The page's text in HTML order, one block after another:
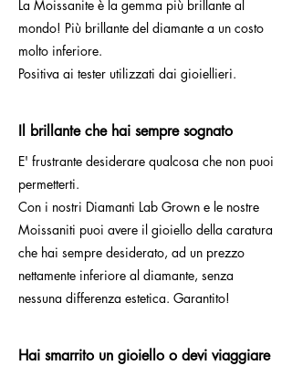
La Moissanite è la gemma più brillante al
mondo! Più brillante del diamante a un costo
molto inferiore.
Positiva ai tester utilizzati dai gioiellieri.
Il brillante che hai sempre sognato
E' frustrante desiderare qualcosa che non puoi
permetterti.
Con i nostri Diamanti Lab Grown e le nostre
Moissaniti puoi avere il gioiello della caratura
che hai sempre desiderato, ad un prezzo
nettamente inferiore al diamante, senza
nessuna differenza estetica. Garantito!
Hai smarrito un gioiello o devi viaggiare